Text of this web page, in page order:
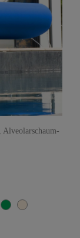
Alveolarschaum-
GrünHellbeige